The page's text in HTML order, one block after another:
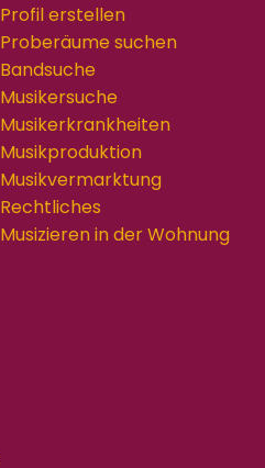
Profil erstellen
Proberäume suchen
Bandsuche
Musikersuche
Musikerkrankheiten
Musikproduktion
Musikvermarktung
Rechtliches
Musizieren in der Wohnung